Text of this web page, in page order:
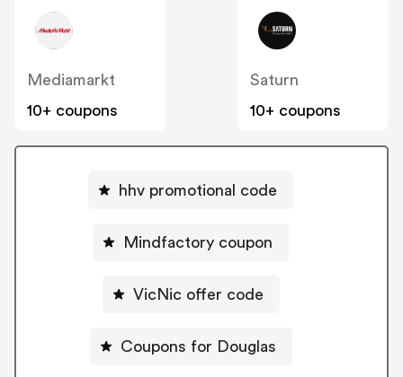
Mediamarkt
10+ coupons
Saturn
10+ coupons
hhv promotional code
Mindfactory coupon
VicNic offer code
Coupons for Douglas